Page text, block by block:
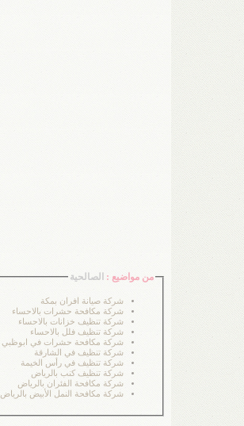
من مواضيع : الصالحية
شركة صيانة افران بمكة
شركة مكافحة حشرات بالاحساء
شركة تنظيف خزانات بالاحساء
شركة تنظيف فلل بالاحساء
شركة مكافحة حشرات في ابوظبي
شركة تنظيف في الشارقة
شركة تنظيف في رأس الخيمة
شركة تنظيف كنب بالرياض
شركة مكافحة الفئران بالرياض
شركة مكافحة النمل الأبيض بالرياض